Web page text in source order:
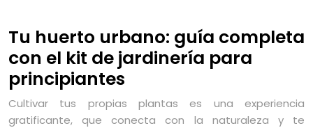
Tu huerto urbano: guía completa
con el kit de jardinería para
principiantes
Cultivar tus propias plantas es una experiencia
gratificante, que conecta con la naturaleza y te